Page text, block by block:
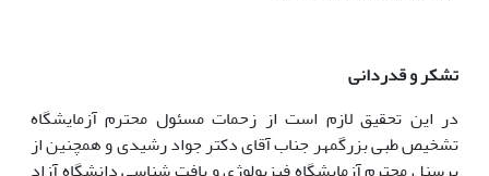
تشکر و قدردانی
در این تحقیق لازم است از زحمات مسئول محترم آزمایشگاه
تشخیص طبی بزرگمهر جناب آقای دکتر جواد رشیدی و همچنین از